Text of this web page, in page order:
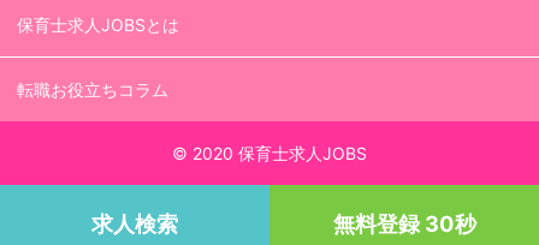
保育士求人JOBSとは
転職お役立ちコラム
© 2020 保育士求人JOBS
求人検索 無料登録 30秒